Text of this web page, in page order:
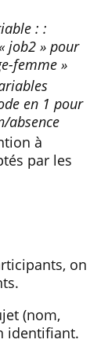
: :
job2 » pour
femme »
en 1 pour
absence
à
par les
on
(nom,
identifiant.